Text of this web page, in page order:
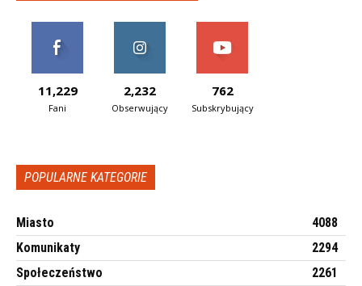
11,229
Fani
2,232
Obserwujący
762
Subskrybujący
POPULARNE KATEGORIE
Miasto
4088
Komunikaty
2294
Społeczeństwo
2261